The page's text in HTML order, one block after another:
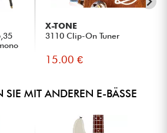
X-TONE
3110 Clip-On Tuner
15.00 €
SIE MIT ANDEREN E-BÄSSE